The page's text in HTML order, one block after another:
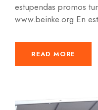
estupendas promos
www.beinke.org En
READ MORE